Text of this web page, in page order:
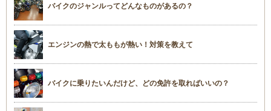
バイクのジャンルってどんなものがあるの？
エンジンの熱で太ももが熱い！対策を教えて
バイクに乗りたいんだけど、どの免許を取ればいいの？